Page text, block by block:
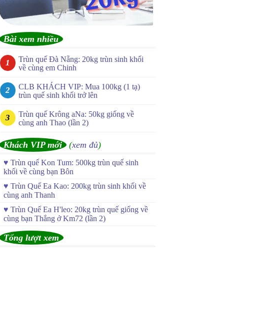
Bài xem nhiều
Trùn quế Đà Nẵng: 20kg trùn sinh khối
về cùng em Chinh
CLB KHÁCH VIP: Mua 100kg (1 tạ)
trùn quế sinh khối trở lên
Trùn quế Krông aNa: 50kg giống về
cùng anh Thao (lần 2)
Khách VIP mới (xem đủ)
♥ Trùn quế Kon Tum: 500kg trùn quế sinh
khối về cùng bạn Bôn
♥ Trùn Quế Ea Kao: 200kg trùn sinh khối về
cùng anh Thanh
♥ Trùn Quế Ea H'leo: 20kg trùn quế giống về
cùng bạn Thắng ở Km72 (lần 2)
Tổng lượt xem